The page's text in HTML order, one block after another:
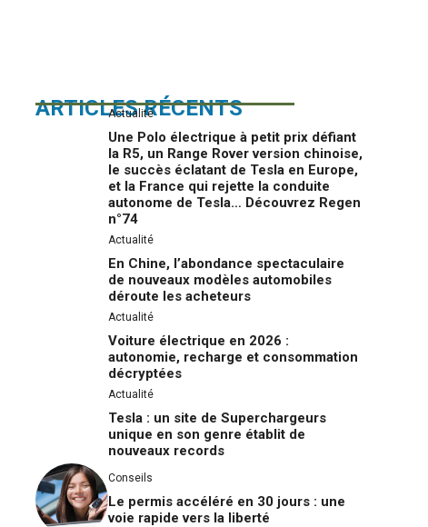
ARTICLES RÉCENTS
Actualité
Une Polo électrique à petit prix défiant
la R5, un Range Rover version chinoise,
le succès éclatant de Tesla en Europe,
et la France qui rejette la conduite
autonome de Tesla… Découvrez Regen
n°74
Actualité
En Chine, l’abondance spectaculaire
de nouveaux modèles automobiles
déroute les acheteurs
Actualité
Voiture électrique en 2026 :
autonomie, recharge et consommation
décryptées
Actualité
Tesla : un site de Superchargeurs
unique en son genre établit de
nouveaux records
Conseils
Le permis accéléré en 30 jours : une
voie rapide vers la liberté